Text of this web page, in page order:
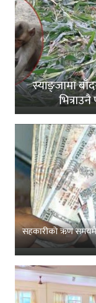
स्याङ्जामा
सहकारीको ऋण समयमै